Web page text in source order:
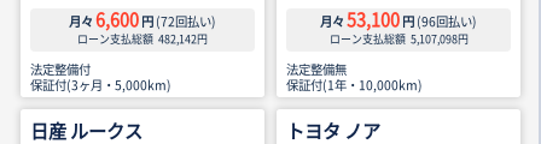
月々 6,600 円 (72回払い)
ローン支払総額 482,142円
法定整備付
保証付(3ヶ月・5,000km)
月々 53,100 円 (96回払い)
ローン支払総額 5,107,098円
法定整備無
保証付(1年・10,000km)
日産 ルークス トヨタ ノア